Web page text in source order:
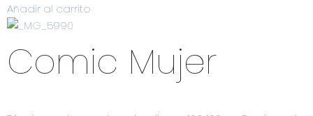
Añadir al carrito
Comic Mujer